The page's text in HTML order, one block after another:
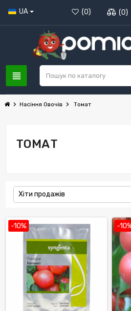
UA (0) (0)
view_headline
chevron_right Насіння Овочів chevron_right Томат
ТОМАТ
Хіти продажів
-10% -